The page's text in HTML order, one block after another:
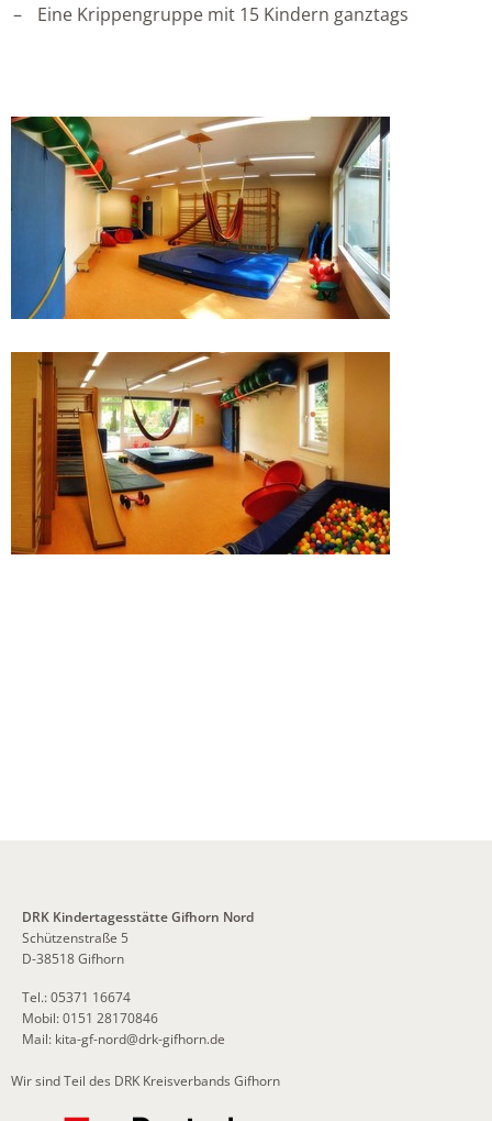
Eine Krippengruppe mit 15 Kindern ganztags
DRK Kindertagesstätte Gifhorn Nord
Schützenstraße 5
D-38518 Gifhorn
Tel.: 05371 16674
Mobil: 0151 28170846
Mail: kita-gf-nord@drk-gifhorn.de
Wir sind Teil des DRK Kreisverbands Gifhorn